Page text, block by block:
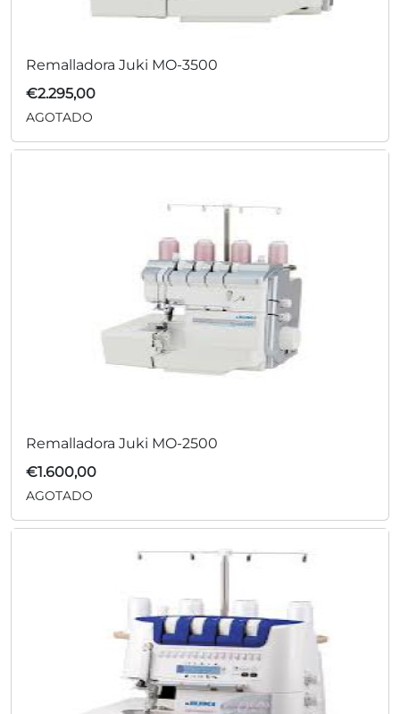
Remalladora Juki MO-3500
€2.295,00
AGOTADO
Remalladora Juki MO-2500
€1.600,00
AGOTADO